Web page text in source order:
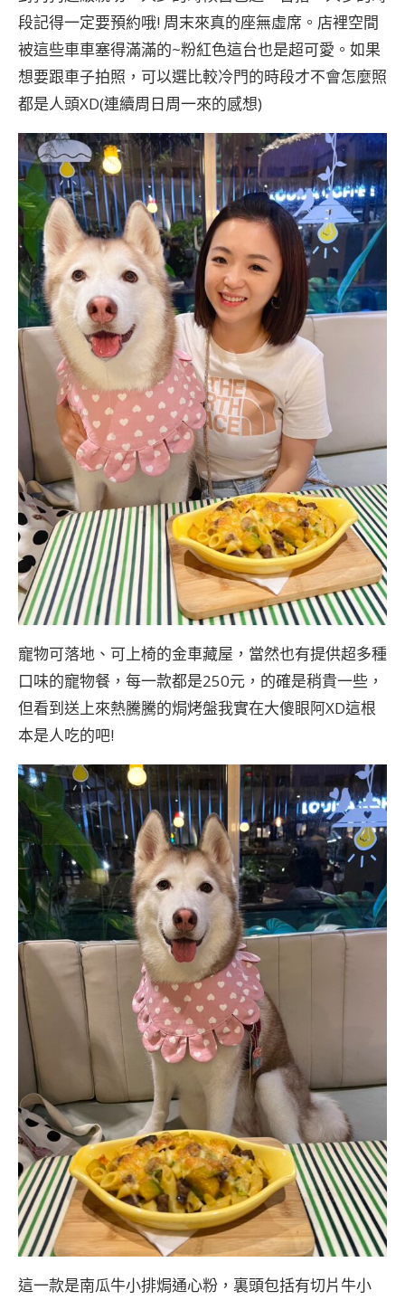
段記得一定要預約哦! 周末來真的座無虛席。店裡空間
被這些車車塞得滿滿的~粉紅色這台也是超可愛。如果
想要跟車子拍照，可以選比較冷門的時段才不會怎麼照
都是人頭XD(連續周日周一來的感想)
寵物可落地、可上椅的金車藏屋，當然也有提供超多種
口味的寵物餐，每一款都是250元，的確是稍貴一些，
但看到送上來熱騰騰的焗烤盤我實在大傻眼阿XD這根
本是人吃的吧!
這一款是南瓜牛小排焗通心粉，裏頭包括有切片牛小